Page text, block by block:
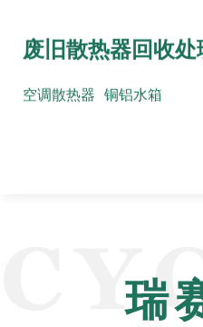
废旧散热器回收
空调散热器 铜铝水箱
瑞